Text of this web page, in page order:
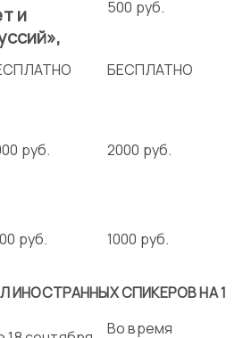
и
500 руб.
БЕСПЛАТНО
руб. 2000 руб.
руб. 1000 руб.
ИНОСТРАННЫХ СПИКЕРОВ НА 1
Во время